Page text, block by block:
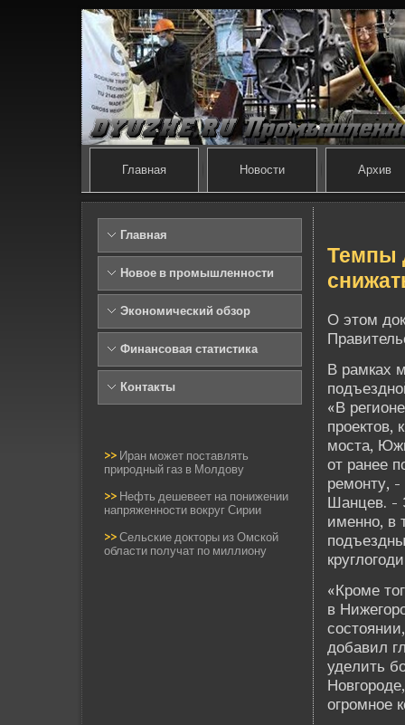
Главная Новости Архив
Главная
Новое в промышленности
Экономический обзор
Финансовая статистика
Контакты
>> Иран может поставлять
природный газ в Молдову
>> Нефть дешевеет на понижении
напряженности вокруг Сирии
>> Сельские докторы из Омской
области получат по миллиону
Темпы
О этом
В рамках
«В
проектов,
моста,
от ранее
ремонту, -
Шанцев. -
именно, в
«Кроме
в
добавил
уде­лить
огромное